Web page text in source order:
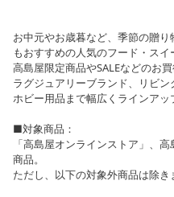
お中元やお歳暮など、季節の贈
もおすすめの人気のフード・スイ
高島屋限定商品やSALEなどのお買
ラグジュアリーブランド、リビ
ホビー用品まで幅広くラインアッ
■対象商品：
「高島屋オンラインストア」、
商品。
ただし、以下の対象外商品は除